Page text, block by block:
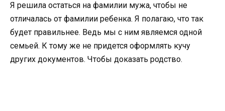
Я решила остаться на фамилии мужа, чтобы не
отличалась от фамилии ребенка. Я полагаю, что так
будет правильнее. Ведь мы с ним являемся одной
семьей. К тому же не придется оформлять кучу
других документов. Чтобы доказать родство.